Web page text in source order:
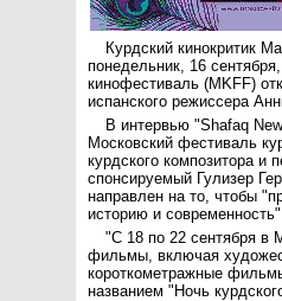
Курдский кинокритик
понедельник, 16
кинофестиваль (MKFF)
испанского режиссера
В интервью "Shafaq
Московский фестиваль
курдского композитора и
спонсируемый Гулизер
направлен на то, чтобы
историю и
"С 18 по 22 сентября в
фильмы, включая
короткометражные
названием "Ночь